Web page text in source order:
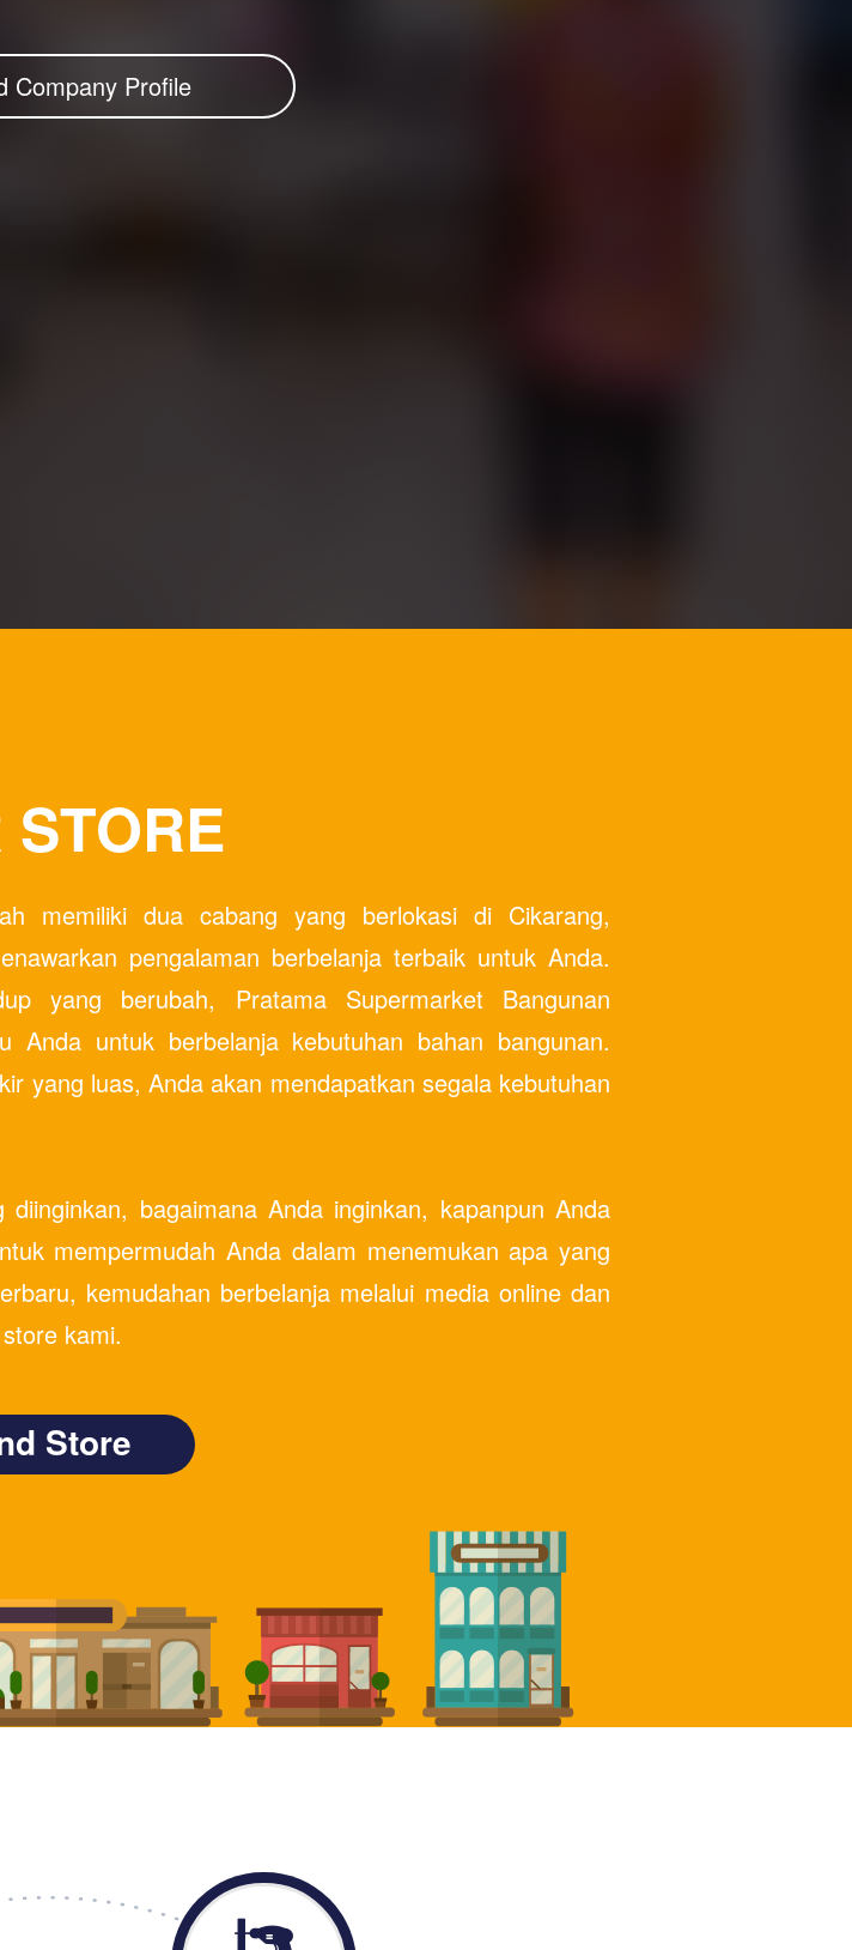
Company Profile
STORE
memiliki dua cabang yang berlokasi di Cikarang,
pengalaman berbelanja terbaik untuk Anda.
yang berubah, Pratama Supermarket Bangunan
Anda untuk berbelanja kebutuhan bahan bangunan.
yang luas, Anda akan mendapatkan segala kebutuhan
bagaimana Anda inginkan, kapanpun Anda
mempermudah Anda dalam menemukan apa yang
kemudahan berbelanja melalui media online dan
kami.
Store